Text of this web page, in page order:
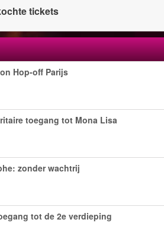
tickets
Hop-off Parijs
toegang tot Mona Lisa
zonder wachtrij
tot de 2e verdieping